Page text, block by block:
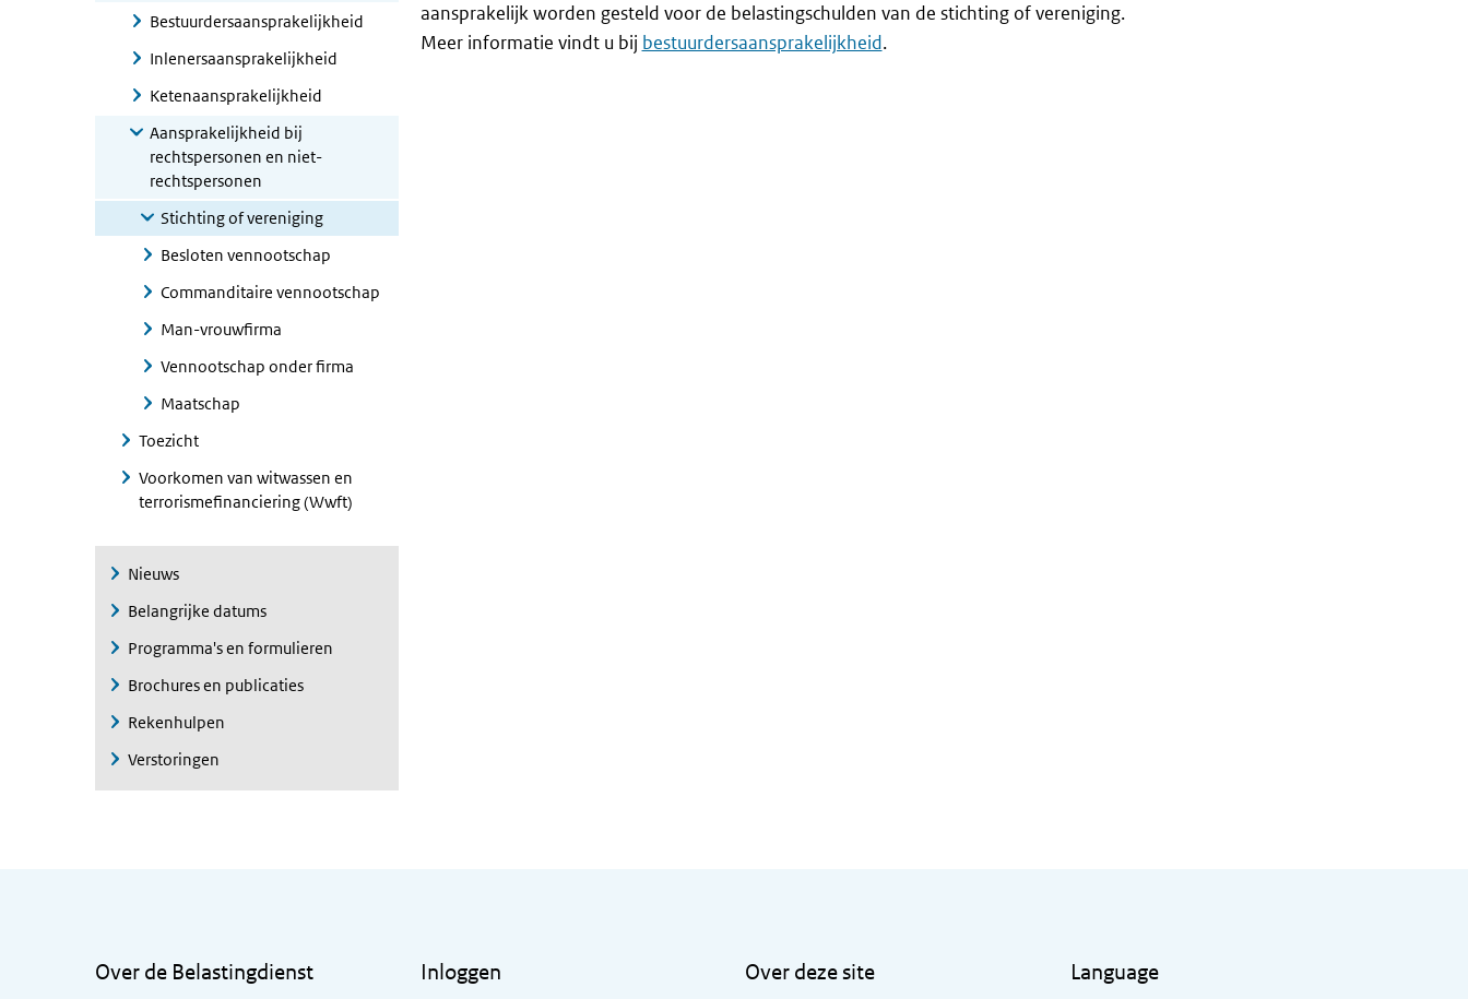
Bestuurdersaansprakelijkheid
Inlenersaansprakelijkheid
Ketenaansprakelijkheid
Aansprakelijkheid bij
rechtspersonen en niet-
rechtspersonen
Stichting of vereniging
Besloten vennootschap
Commanditaire vennootschap
Man-vrouwfirma
Vennootschap onder firma
Maatschap
Toezicht
Voorkomen van witwassen en
terrorismefinanciering (Wwft)
Nieuws
Belangrijke datums
Programma's en formulieren
Brochures en publicaties
Rekenhulpen
Verstoringen
aansprakelijk worden gesteld voor de belastingschulden van de stichting of vereniging.
Meer informatie vindt u bij bestuurdersaansprakelijkheid.
Over de Belastingdienst Inloggen Over deze site Language